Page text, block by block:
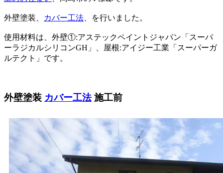
外壁塗装、 カバー工法 、を行いました。
使用材料は、外壁①:アステックペイントジャパン「スーパ
ーラジカルシリコンGH」、屋根:アイジー工業「スーパーガ
ルテクト」です。
外壁塗装 カバー工法施工前